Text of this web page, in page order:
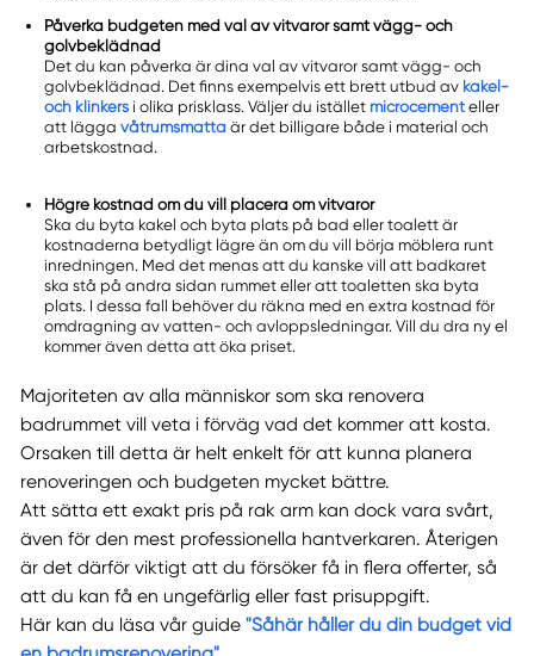
Påverka budgeten med val av vitvaror samt vägg- och
golvbeklädnad
Det du kan påverka är dina val av vitvaror samt vägg- och
golvbeklädnad. Det finns exempelvis ett brett utbud av kakel-
och klinkersi olika prisklass. Väljer du istället microcementeller
att lägga våtrumsmattaär det billigare både i material och
arbetskostnad.
Högre kostnad om du vill placera om vitvaror
Ska du byta kakel och byta plats på bad eller toalett är
kostnaderna betydligt lägre än om du vill börja möblera runt
inredningen. Med det menas att du kanske vill att badkaret
ska stå på andra sidan rummet eller att toaletten ska byta
plats. I dessa fall behöver du räkna med en extra kostnad för
omdragning av vatten- och avloppsledningar. Vill du dra ny el
kommer även detta att öka priset.
Majoriteten av alla människor som ska renovera
badrummet vill veta i förväg vad det kommer att kosta.
Orsaken till detta är helt enkelt för att kunna planera
renoveringen och budgeten mycket bättre.
Att sätta ett exakt pris på rak arm kan dock vara svårt,
även för den mest professionella hantverkaren. Återigen
är det därför viktigt att du försöker få in flera offerter, så
att du kan få en ungefärlig eller fast prisuppgift.
Här kan du läsa vår guide "Såhär håller du din budget vid